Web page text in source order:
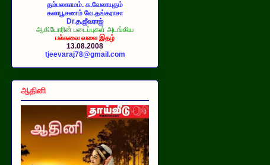
தம்பலகாமம். க.வேலாயுதம்
கலாபூசணம் வே.தங்கராசா
Dr.த.ஜீவராஜ்
ஆகியோரின் படைப்புகள் அடங்கிய
பல்சுவை வலை இதழ்
13.08.2008
tjeevaraj78@gmail.com
ஆதினி